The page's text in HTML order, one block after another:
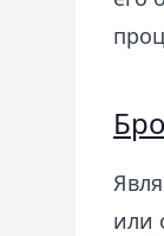
или